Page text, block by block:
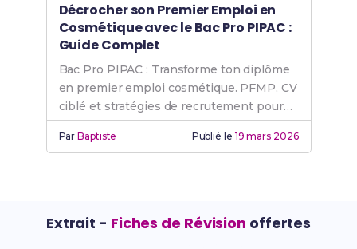
Décrocher son Premier Emploi en
Cosmétique avec le Bac Pro PIPAC :
Guide Complet
Bac Pro PIPAC : Transforme ton diplôme
en premier emploi cosmétique. PFMP, CV
ciblé et stratégies de recrutement pour
réussir.
ParBaptiste Publié le 19 mars 2026
Extrait - Fiches de Révision offertes